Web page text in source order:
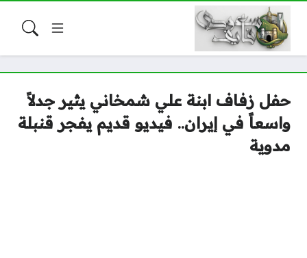
حفل زفاف ابنة علي شمخاني يثير جدلاً
واسعاً في إيران.. فيديو قديم يفجر قنبلة
مدوية